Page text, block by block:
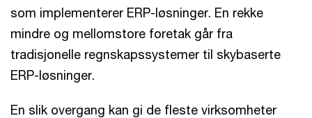
som implementerer ERP-løsninger. En rekke
mindre og mellomstore foretak går fra
tradisjonelle regnskapssystemer til skybaserte
ERP-løsninger.
En slik overgang kan gi de fleste virksomheter